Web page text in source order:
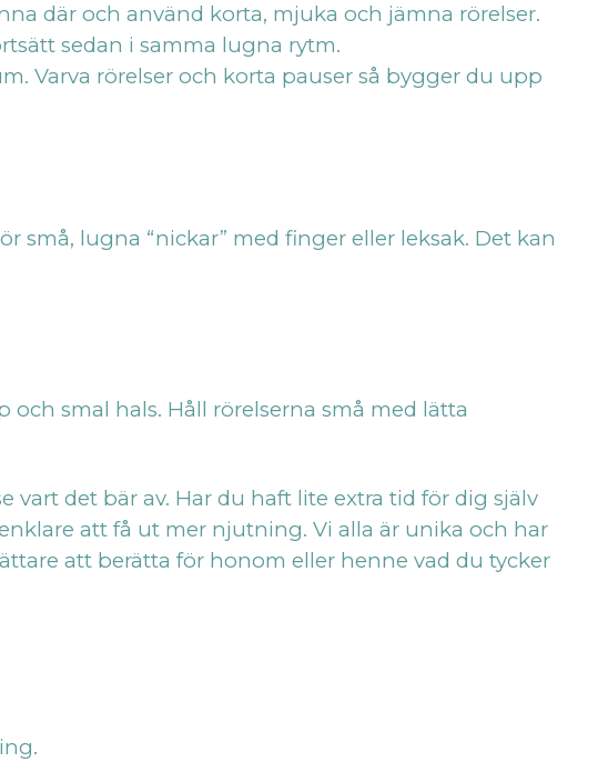
där och använd korta, mjuka och jämna rörelser.
sedan i samma lugna rytm.
Varva rörelser och korta pauser så bygger du upp
lugna “nickar” med finger eller leksak. Det kan
smal hals. Håll rörelserna små med lätta
vart det bär av. Har du haft lite extra tid för dig själv
att få ut mer njutning. Vi alla är unika och har
att berätta för honom eller henne vad du tycker